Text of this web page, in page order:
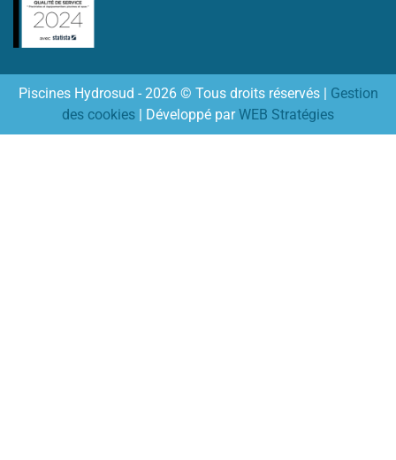
Piscines Hydrosud - 2026 © Tous droits réservés | Gestion
des cookies | Développé parWEB Stratégies